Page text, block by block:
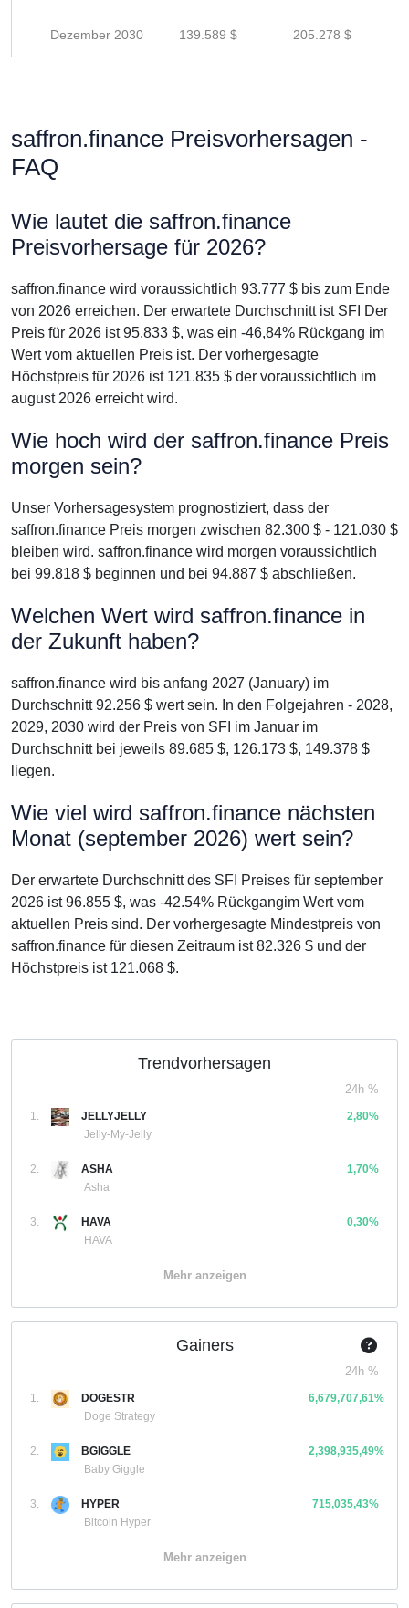
Dezember 2030 139.589 $ 205.278 $
saffron.finance Preisvorhersagen -
FAQ
Wie lautet die saffron.finance
Preisvorhersage für 2026?
saffron.finance wird voraussichtlich 93.777 $ bis zum Ende
von 2026 erreichen. Der erwartete Durchschnitt ist SFI Der
Preis für 2026 ist 95.833 $, was ein -46,84% Rückgang im
Wert vom aktuellen Preis ist. Der vorhergesagte
Höchstpreis für 2026 ist 121.835 $ der voraussichtlich im
august 2026 erreicht wird.
Wie hoch wird der saffron.finance Preis
morgen sein?
Unser Vorhersagesystem prognostiziert, dass der
saffron.finance Preis morgen zwischen 82.300 $ - 121.030 $
bleiben wird. saffron.finance wird morgen voraussichtlich
bei 99.818 $ beginnen und bei 94.887 $ abschließen.
Welchen Wert wird saffron.finance in
der Zukunft haben?
saffron.finance wird bis anfang 2027 (January) im
Durchschnitt 92.256 $ wert sein. In den Folgejahren - 2028,
2029, 2030 wird der Preis von SFI im Januar im
Durchschnitt bei jeweils 89.685 $, 126.173 $, 149.378 $
liegen.
Wie viel wird saffron.finance nächsten
Monat (september 2026) wert sein?
Der erwartete Durchschnitt des SFI Preises für september
2026 ist 96.855 $, was -42.54% Rückgangim Wert vom
aktuellen Preis sind. Der vorhergesagte Mindestpreis von
saffron.finance für diesen Zeitraum ist 82.326 $ und der
Höchstpreis ist 121.068 $.
Trendvorhersagen
24h %
1.
JELLYJELLY
Jelly-My-Jelly
2,80%
2.
ASHA
Asha
1,70%
3.
HAVA
HAVA
0,30%
Mehr anzeigen
Gainers
24h %
1.
DOGESTR
Doge Strategy
6,679,707,61%
2.
BGIGGLE
Baby Giggle
2,398,935,49%
3.
HYPER
Bitcoin Hyper
715,035,43%
Mehr anzeigen